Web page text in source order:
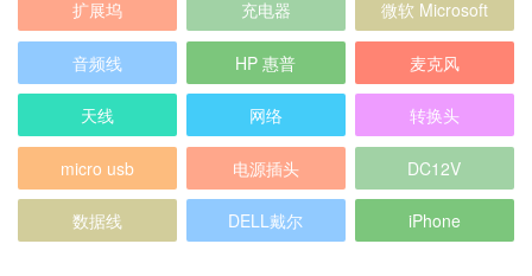
扩展坞 充电器 微软 Microsoft
音频线 HP 惠普 麦克风
天线 网络 转换头
micro usb 电源插头 DC12V
数据线 DELL戴尔 iPhone